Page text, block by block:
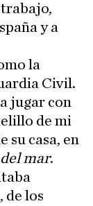
trabajo,
y a
la
Civil.
jugar con
de mi
su casa, en
mar.
de los